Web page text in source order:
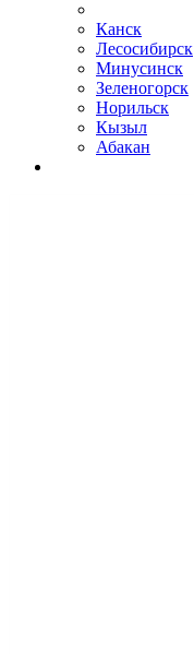
Канск
Лесосибирск
Минусинск
Зеленогорск
Норильск
Кызыл
Абакан